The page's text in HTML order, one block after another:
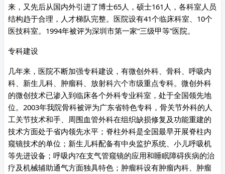
来，又先后从国内外引进了博士65人，硕士161人，各科室人员
结构趋于合理，人才梯队完整。医院设有41个临床科室、10个
医技科室。1994年被评为深圳市第一家“三级甲等”医院。
专科建设
几年来，医院不断加强专科建设，有微创外科、骨科、呼吸内
科、新生儿科、肿瘤科、放射科六个市级重点专科。微创外科
的微创技术已渗入到临床各个外科专业科室，处于全国领先地
位。2003年我院骨科被评为广东省特色专科，骨关节外科的人
工关节技术和手、周围血管外科在组织缺损修复及功能重建的
技术方面处于省内领先水平；脊柱外科是全国最早开展脊柱内
窥镜技术的单位；新生儿科配备有中央监护系统、小儿呼吸机
等先进设备；呼吸内?在支气管窥镜的应用和睡眠障碍疾病的治
疗及机械辅助通气方面独具特色；肿瘤科设有肿瘤内科、肿瘤